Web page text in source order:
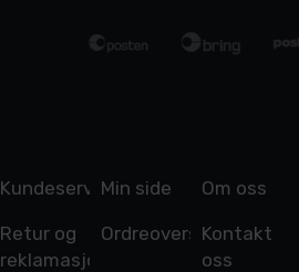
Kundeservice
Retur og
reklamasjon
Min side
Ordreoversikt
Om oss
Kontakt
oss